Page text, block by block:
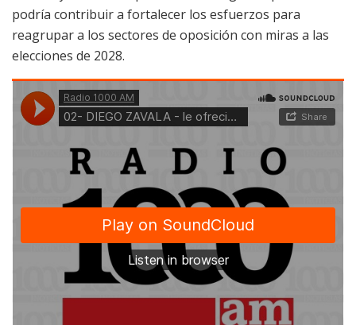
podría contribuir a fortalecer los esfuerzos para
reagrupar a los sectores de oposición con miras a las
elecciones de 2028.